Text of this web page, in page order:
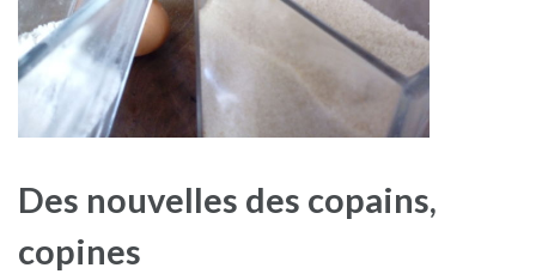
Des nouvelles des copains,
copines